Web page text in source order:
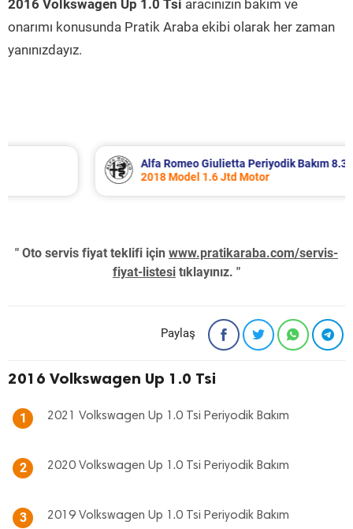
2016 Volkswagen Up 1.0 Tsi aracınızın bakım ve
onarımı konusunda Pratik Araba ekibi olarak her zaman
yanınızdayız.
Alfa Romeo Giulietta Periyodik Bakım 8.340 TL
2018 Model 1.6 Jtd Motor
" Oto servis fiyat teklifi için www.pratikaraba.com/servis-
fiyat-listesi tıklayınız. "
Paylaş
2016 Volkswagen Up 1.0 Tsi
1 2021 Volkswagen Up 1.0 Tsi Periyodik Bakım
2 2020 Volkswagen Up 1.0 Tsi Periyodik Bakım
3 2019 Volkswagen Up 1.0 Tsi Periyodik Bakım